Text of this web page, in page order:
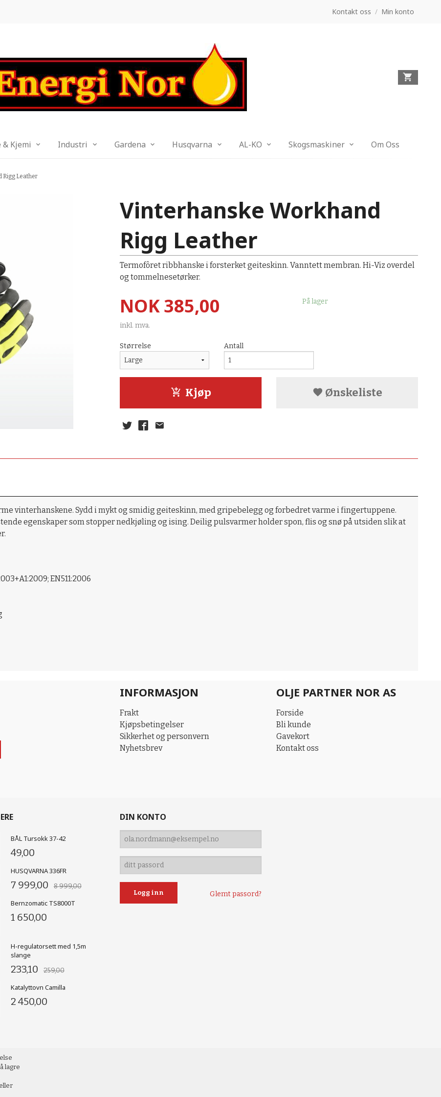
Kontakt oss / Min konto
& Kjemi Industri Gardena Husqvarna AL-KO Skogsmaskiner Om Oss
Rigg Leather
Vinterhanske Workhand
Rigg Leather
Termofôret ribbhanske i forsterket geiteskinn. Vanntett membran. Hi-Viz overdel
og tommelnesetørker.
Pris
NOK385,00
inkl. mva.
På lager
Størrelse Antall
Kjøp Ønskeliste
vinterhanskene. Sydd i mykt og smidig geiteskinn, med gripebelegg og forbedret varme i fingertuppene.
egenskaper som stopper nedkjøling og ising. Deilig pulsvarmer holder spon, flis og snø på utsiden slik at
EN511:2006
INFORMASJON
Frakt
Kjøpsbetingelser
Sikkerhet og personvern
Nyhetsbrev
OLJE PARTNER NOR AS
Forside
Bli kunde
Gavekort
Kontakt oss
BÅL Tursokk 37-42
49,00
HUSQVARNA 336FR
7 999,00 8 999,00
Bernzomatic TS8000T
1 650,00
H-regulatorsett med 1,5m
slange
233,10 259,00
Katalyttovn Camilla
2 450,00
DIN KONTO
Glemt passord?
lagre
eller